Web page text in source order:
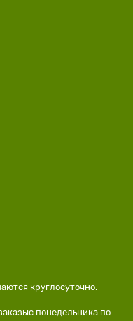
круглосуточно.
понедельника по